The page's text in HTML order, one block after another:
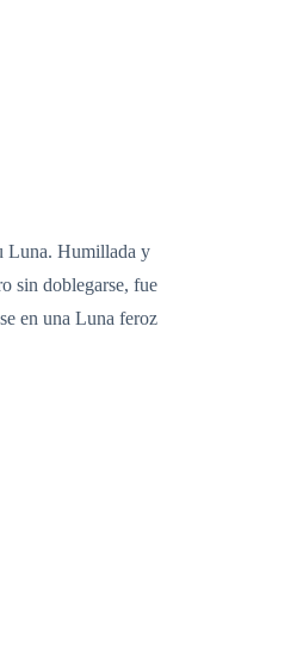
Luna. Humillada y
sin doblegarse, fue
en una Luna feroz